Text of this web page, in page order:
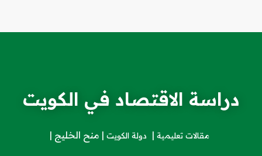
دراسة الاقتصاد في الكويت
مقالات تعليمية دولة الكويت منح الخليج